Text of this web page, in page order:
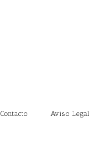
Contacto Aviso Legal